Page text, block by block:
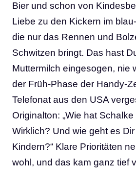
Bier und schon von
Liebe zu den Kickern im
die nur das Rennen und
Schwitzen bringt. Das hast
Muttermilch eingesogen, nie
der Früh-Phase der Handy-
Telefonat aus den USA
Originalton: „Wie hat
Wirklich? Und wie geht es
Kindern?“ Klare Prioritäten
wohl, und das kam ganz tief